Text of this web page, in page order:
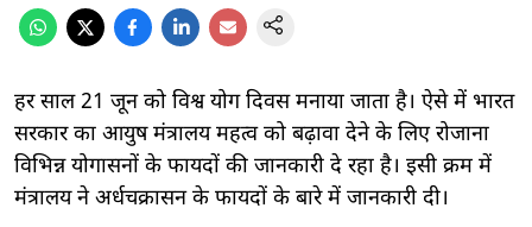
हर साल 21 जून को विश्व योग दिवस मनाया जाता है। ऐसे में भारत
सरकार का आयुष मंत्रालय महत्व को बढ़ावा देने के लिए रोजाना
विभिन्न योगासनों के फायदों की जानकारी दे रहा है। इसी क्रम में
मंत्रालय ने अर्धचक्रासन के फायदों के बारे में जानकारी दी।